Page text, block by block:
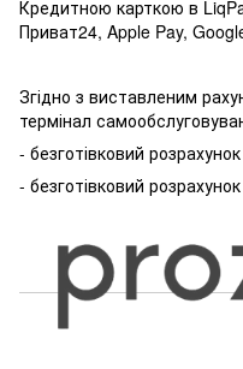
Кредитною карткою в
Приват24, Apple Pay,
Згідно з виставленим
термінал
- безготівковий
- безготівковий